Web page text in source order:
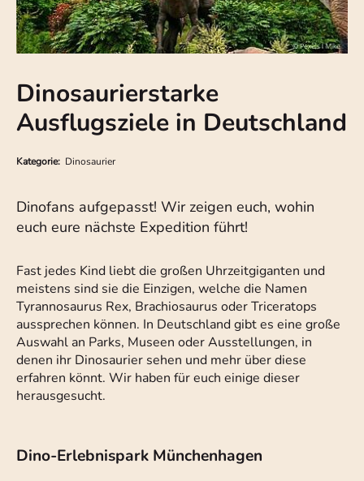
Dinosaurierstarke
Ausflugsziele in Deutschland
Kategorie: Dinosaurier
Dinofans aufgepasst! Wir zeigen euch, wohin
euch eure nächste Expedition führt!
Fast jedes Kind liebt die großen Uhrzeitgiganten und
meistens sind sie die Einzigen, welche die Namen
Tyrannosaurus Rex, Brachiosaurus oder Triceratops
aussprechen können. In Deutschland gibt es eine große
Auswahl an Parks, Museen oder Ausstellungen, in
denen ihr Dinosaurier sehen und mehr über diese
erfahren könnt. Wir haben für euch einige dieser
herausgesucht.
Dino-Erlebnispark Münchenhagen